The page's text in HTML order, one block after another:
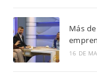
Más
16 DE